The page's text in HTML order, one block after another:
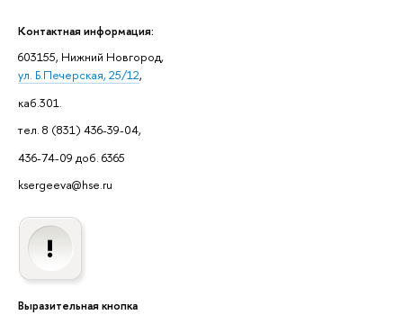
Контактная информация:
603155, Нижний Новгород,
ул. Б.Печерская, 25/12,
каб.301.
тел. 8 (831) 436-39-04,
436-74-09 доб. 6365
ksergeeva@hse.ru
Выразительная кнопка